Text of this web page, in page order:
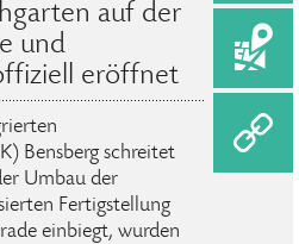
auf der
und
eröffnet
Bensberg schreitet
Umbau der
Fertigstellung
einbiegt, wurden